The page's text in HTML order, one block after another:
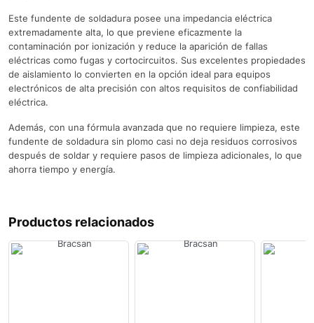
Este fundente de soldadura posee una impedancia eléctrica
extremadamente alta, lo que previene eficazmente la
contaminación por ionización y reduce la aparición de fallas
eléctricas como fugas y cortocircuitos. Sus excelentes propiedades
de aislamiento lo convierten en la opción ideal para equipos
electrónicos de alta precisión con altos requisitos de confiabilidad
eléctrica.
Además, con una fórmula avanzada que no requiere limpieza, este
fundente de soldadura sin plomo casi no deja residuos corrosivos
después de soldar y requiere pasos de limpieza adicionales, lo que
ahorra tiempo y energía.
Productos relacionados